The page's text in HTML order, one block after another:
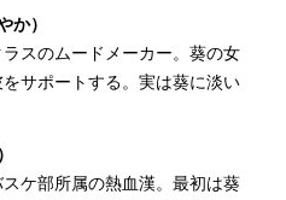
か）
スのムードメーカー。葵の女
サポートする。実は葵に淡い
ケ部所属の熱血漢。最初は葵